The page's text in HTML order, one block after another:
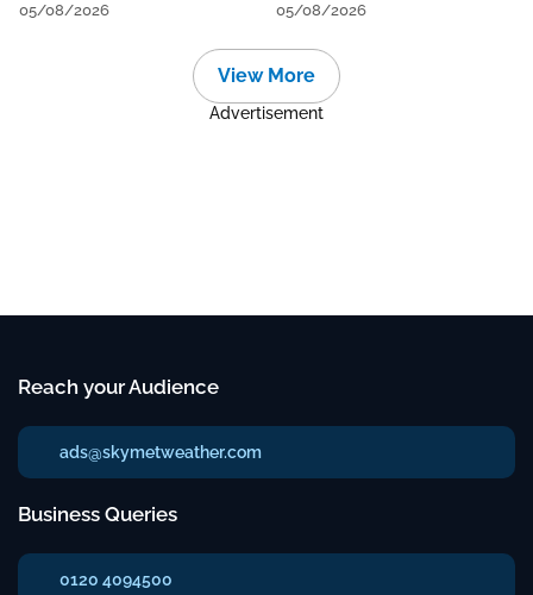
05/08/2026 05/08/2026
View More
Advertisement
Reach your Audience
ads@skymetweather.com
Business Queries
0120 4094500